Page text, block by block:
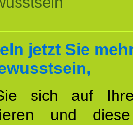
jetzt Sie
sich auf
und